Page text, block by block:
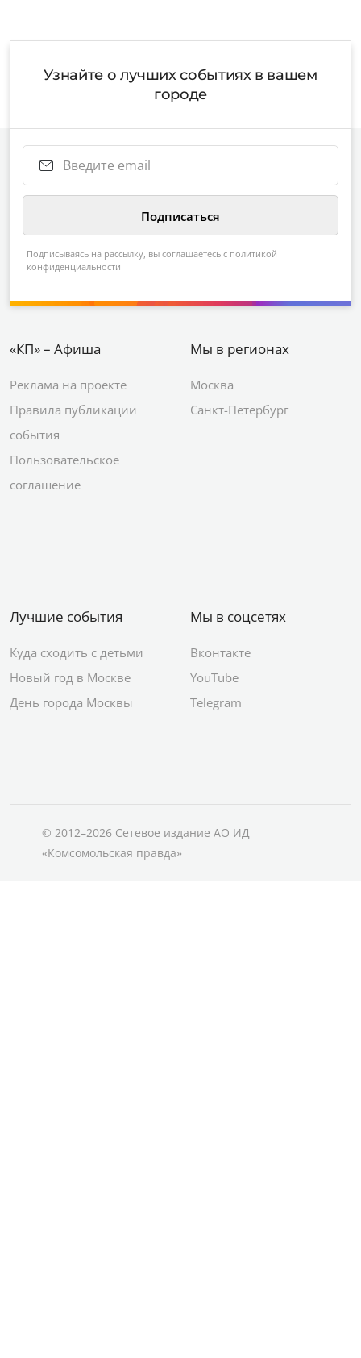
Узнайте о лучших событиях в вашем
городе
Подписываясь на рассылку, вы соглашаетесь с политикой
конфиденциальности
«КП» – Афиша
Реклама на проекте
Правила публикации
события
Пользовательское
соглашение
Мы в регионах
Москва
Санкт-Петербург
Лучшие события
Куда сходить с детьми
Новый год в Москве
День города Москвы
Мы в соцсетях
Вконтакте
YouTube
Telegram
© 2012–2026 Сетевое издание АО ИД
«Комсомольская правда»